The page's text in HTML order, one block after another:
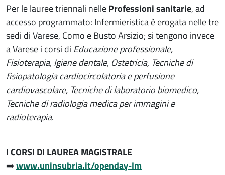
Per le lauree triennali nelleProfessioni sanitarie, ad
accesso programmato: Infermieristica è erogata nelle tre
sedi di Varese, Como e Busto Arsizio; si tengono invece
a Varese i corsi di Educazione professionale,
Fisioterapia, Igiene dentale, Ostetricia, Tecniche di
fisiopatologia cardiocircolatoria e perfusione
cardiovascolare, Tecniche di laboratorio biomedico,
Tecniche di radiologia medica per immagini e
radioterapia.
I CORSI DI LAUREA MAGISTRALE
➡️www.uninsubria.it/openday-lm